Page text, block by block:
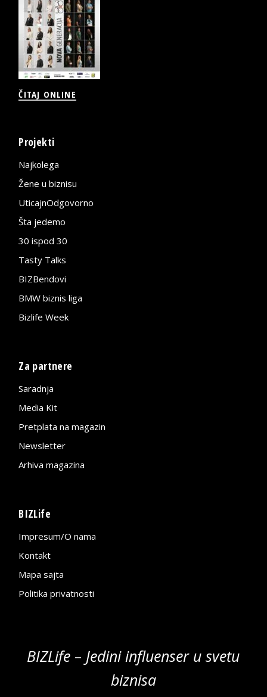
ČITAJ ONLINE
Projekti
Najkolega
Žene u biznisu
UticajnOdgovorno
Šta jedemo
30 ispod 30
Tasty Talks
BIZBendovi
BMW biznis liga
Bizlife Week
Za partnere
Saradnja
Media Kit
Pretplata na magazin
Newsletter
Arhiva magazina
BIZLife
Impresum/O nama
Kontakt
Mapa sajta
Politika privatnosti
BIZLife – Jedini influenser u svetu
biznisa